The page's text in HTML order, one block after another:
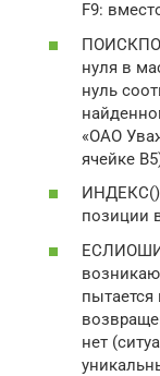
F9:
нуля в
нуль
«ОАО
ячейке
ИНДЕКС()
позиции
нет